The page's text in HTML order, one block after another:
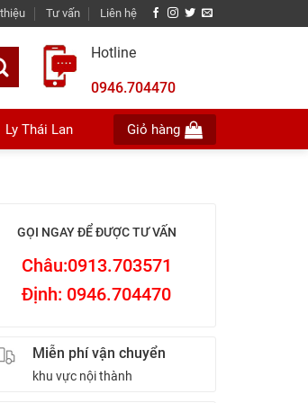
Tư vấn Liên hệ
Hotline
0946.704470
Ly Thái Lan Giỏ hàng
GỌI NGAY ĐỂ ĐƯỢC TƯ VẤN
Châu:0913.703571
Định: 0946.704470
Miễn phí vận chuyển
khu vực nội thành